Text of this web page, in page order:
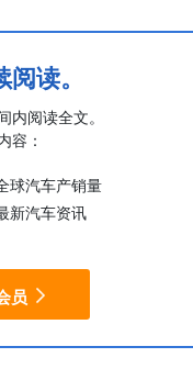
读。
阅读全文。
容：
球汽车产销量
新汽车资讯
员